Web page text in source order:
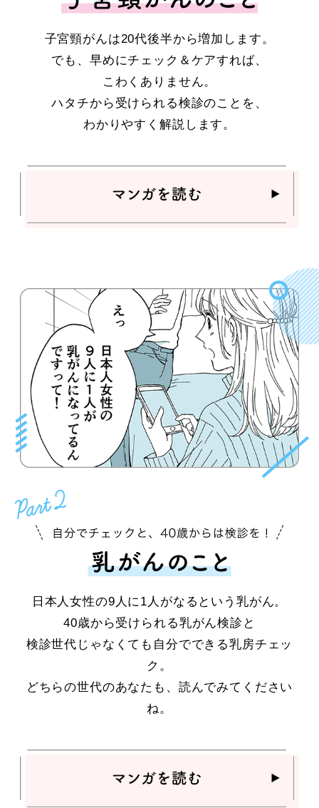
子宮頸がんは20代後半から増加します。
でも、早めにチェック＆ケアすれば、
こわくありません。
ハタチから受けられる検診のことを、
わかりやすく解説します。
日本人女性の9人に1人がなるという乳がん。
40歳から受けられる乳がん検診と
検診世代じゃなくても自分でできる乳房チェッ
ク。
どちらの世代のあなたも、読んでみてください
ね。